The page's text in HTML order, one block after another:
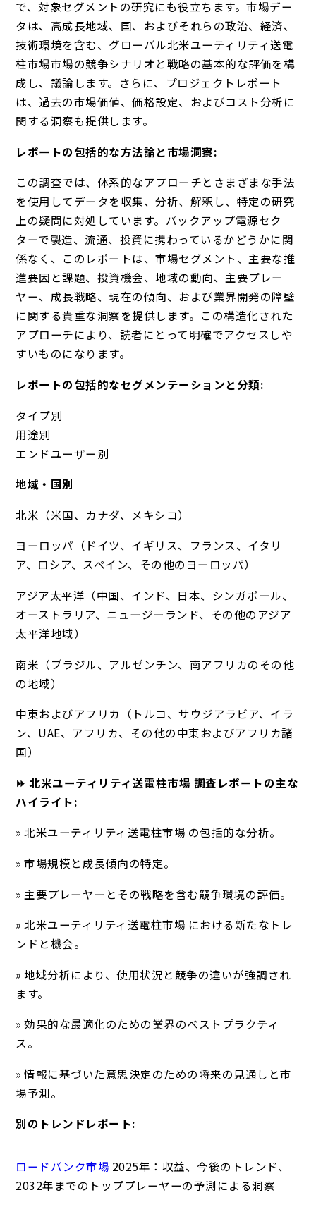
で、対象セグメントの研究にも役立ちます。市場デー
タは、高成長地域、国、およびそれらの政治、経済、
技術環境を含む、グローバル北米ユーティリティ送電
柱市場市場の競争シナリオと戦略の基本的な評価を構
成し、議論します。さらに、プロジェクトレポート
は、過去の市場価値、価格設定、およびコスト分析に
関する洞察も提供します。
レポートの包括的な方法論と市場洞察:
この調査では、体系的なアプローチとさまざまな手法
を使用してデータを収集、分析、解釈し、特定の研究
上の疑問に対処しています。バックアップ電源セク
ターで製造、流通、投資に携わっているかどうかに関
係なく、このレポートは、市場セグメント、主要な推
進要因と課題、投資機会、地域の動向、主要プレー
ヤー、成長戦略、現在の傾向、および業界開発の障壁
に関する貴重な洞察を提供します。この構造化された
アプローチにより、読者にとって明確でアクセスしや
すいものになります。
レポートの包括的なセグメンテーションと分類:
タイプ別
用途別
エンドユーザー別
地域・国別
北米（米国、カナダ、メキシコ）
ヨーロッパ（ドイツ、イギリス、フランス、イタリ
ア、ロシア、スペイン、その他のヨーロッパ）
アジア太平洋（中国、インド、日本、シンガポール、
オーストラリア、ニュージーランド、その他のアジア
太平洋地域）
南米（ブラジル、アルゼンチン、南アフリカのその他
の地域）
中東およびアフリカ（トルコ、サウジアラビア、イラ
ン、UAE、アフリカ、その他の中東およびアフリカ諸
国）
⏩ 北米ユーティリティ送電柱市場 調査レポートの主な
ハイライト:
» 北米ユーティリティ送電柱市場 の包括的な分析。
» 市場規模と成長傾向の特定。
» 主要プレーヤーとその戦略を含む競争環境の評価。
» 北米ユーティリティ送電柱市場 における新たなトレ
ンドと機会。
» 地域分析により、使用状況と競争の違いが強調され
ます。
» 効果的な最適化のための業界のベストプラクティ
ス。
» 情報に基づいた意思決定のための将来の見通しと市
場予測。
別のトレンドレポート:
ロードバンク市場 2025年：収益、今後のトレンド、
2032年までのトッププレーヤーの予測による洞察